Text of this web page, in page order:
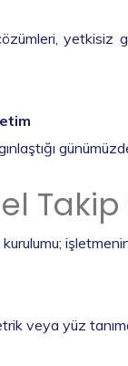
yetkisiz
Takip
veya yüz